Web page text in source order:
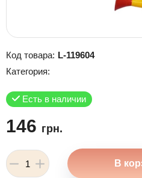
Код товара: L-119604
Категория:
Есть в наличии
146 грн.